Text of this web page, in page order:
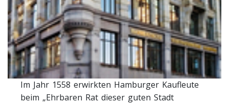
Im Jahr 1558 erwirkten Hamburger Kaufleute
beim „Ehrbaren Rat dieser guten Stadt